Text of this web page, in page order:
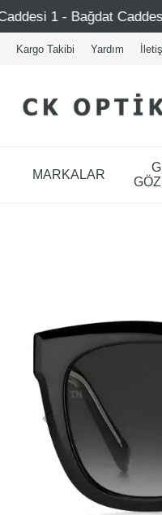
2 - Nişantaşı –
Kargo Takibi Yardım
MARKALAR